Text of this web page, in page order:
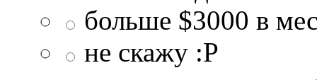
больше $3000 в
не скажу :P